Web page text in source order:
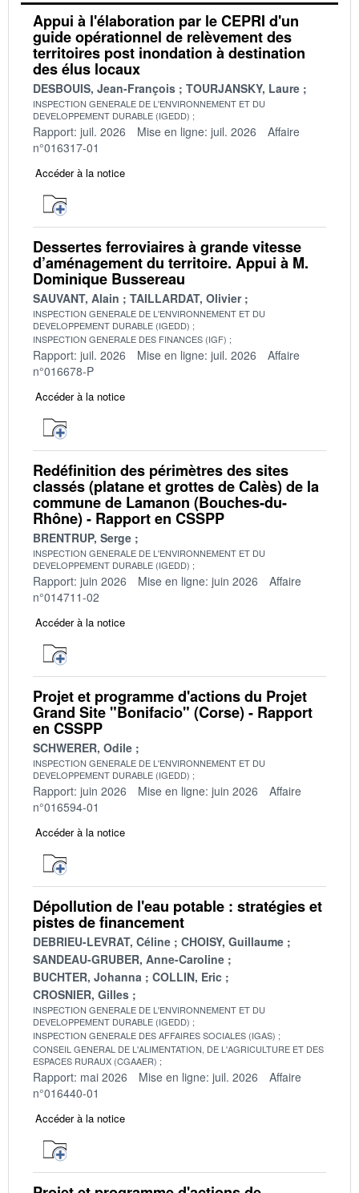
Appui à l'élaboration par le CEPRI d'un
guide opérationnel de relèvement des
territoires post inondation à destination
des élus locaux
DESBOUIS, Jean-François TOURJANSKY, Laure
INSPECTION GENERALE DE L'ENVIRONNEMENT ET DU
DEVELOPPEMENT DURABLE (IGEDD)
Rapport: juil. 2026 Mise en ligne: juil. 2026
Affaire
n°016317-01
Accéder à la notice
Dessertes ferroviaires à grande vitesse
d’aménagement du territoire. Appui à M.
Dominique Bussereau
SAUVANT, Alain TAILLARDAT, Olivier
INSPECTION GENERALE DE L'ENVIRONNEMENT ET DU
DEVELOPPEMENT DURABLE (IGEDD)
INSPECTION GENERALE DES FINANCES (IGF)
Rapport: juil. 2026 Mise en ligne: juil. 2026
Affaire
n°016678-P
Accéder à la notice
Redéfinition des périmètres des sites
classés (platane et grottes de Calès) de la
commune de Lamanon (Bouches-du-
Rhône) - Rapport en CSSPP
BRENTRUP, Serge
INSPECTION GENERALE DE L'ENVIRONNEMENT ET DU
DEVELOPPEMENT DURABLE (IGEDD)
Rapport: juin 2026 Mise en ligne: juin 2026
Affaire
n°014711-02
Accéder à la notice
Projet et programme d'actions du Projet
Grand Site "Bonifacio" (Corse) - Rapport
en CSSPP
SCHWERER, Odile
INSPECTION GENERALE DE L'ENVIRONNEMENT ET DU
DEVELOPPEMENT DURABLE (IGEDD)
Rapport: juin 2026 Mise en ligne: juin 2026
Affaire
n°016594-01
Accéder à la notice
Dépollution de l'eau potable : stratégies et
pistes de financement
DEBRIEU-LEVRAT, Céline
CHOISY, Guillaume
SANDEAU-GRUBER, Anne-Caroline
BUCHTER, Johanna
COLLIN, Eric
CROSNIER, Gilles
INSPECTION GENERALE DE L'ENVIRONNEMENT ET DU
DEVELOPPEMENT DURABLE (IGEDD)
INSPECTION GENERALE DES AFFAIRES SOCIALES (IGAS)
CONSEIL GENERAL DE L'ALIMENTATION, DE L'AGRICULTURE ET DES
ESPACES RURAUX (CGAAER)
Rapport: mai 2026 Mise en ligne: juil. 2026
Affaire
n°016440-01
Accéder à la notice